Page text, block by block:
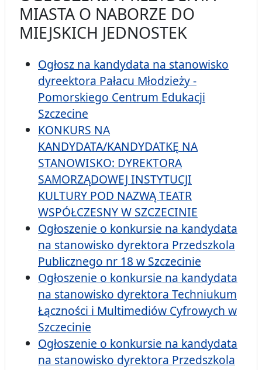
MIASTA O NABORZE DO
MIEJSKICH JEDNOSTEK
Ogłosz na kandydata na stanowisko
dyreektora Pałacu Młodzieży -
Pomorskiego Centrum Edukacji
Szczecine
KONKURS NA
KANDYDATA/KANDYDATKĘ NA
STANOWISKO: DYREKTORA
SAMORZĄDOWEJ INSTYTUCJI
KULTURY POD NAZWĄ TEATR
WSPÓŁCZESNY W SZCZECINIE
Ogłoszenie o konkursie na kandydata
na stanowisko dyrektora Przedszkola
Publicznego nr 18 w Szczecinie
Ogłoszenie o konkursie na kandydata
na stanowisko dyrektora Techniukum
Łączności i Multimediów Cyfrowych w
Szczecinie
Ogłoszenie o konkursie na kandydata
na stanowisko dyrektora Przedszkola